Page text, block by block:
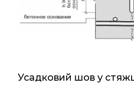
Усадковий шов у